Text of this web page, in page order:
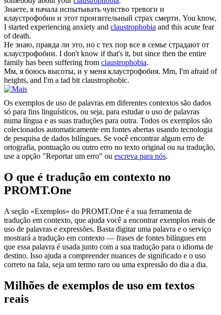
Знаете, я начала испытывать чувство тревоги и
клаустрофобии и этот пронзительный страх смерти. You know,
I started experiencing anxiety and claustrophobia and this acute fear
of death.
Не знаю, правда ли это, но с тех пор все в семье страдают от
клаустрофобии. I don't know if that's it, but since then the entire
family has been suffering from claustrophobia.
Мм, я боюсь высоты, и у меня клаустрофобия. Mm, I'm afraid of
heights, and I'm a tad bit claustrophobic.
Os exemplos de uso de palavras em diferentes contextos são dados
só para fins linguísticos, ou seja, para estudar o uso de palavras
numa língua e as suas traduções para outra. Todos os exemplos são
colecionados automaticamente em fontes abertas usando tecnologia
de pesquisa de dados bilíngues. Se você encontrar algum erro de
ortografia, pontuação ou outro erro no texto original ou na tradução,
use a opção "Reportar um erro" ou escreva para nós.
O que é tradução em contexto no
PROMT.One
A seção «Exemplos» do PROMT.One é a sua ferramenta de
tradução em contexto, que ajuda você a encontrar exemplos reais de
uso de palavras e expressões. Basta digitar uma palavra e o serviço
mostrará a tradução em contexto — frases de fontes bilíngues em
que essa palavra é usada junto com a sua tradução para o idioma de
destino. Isso ajuda a compreender nuances de significado e o uso
correto na fala, seja um termo raro ou uma expressão do dia a dia.
Milhões de exemplos de uso em textos
reais